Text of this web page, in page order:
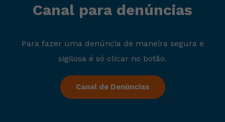
Canal para denúncias
Para fazer uma denúncia de maneira segura e
sigilosa é só clicar no botão.
Canal de Denúncias